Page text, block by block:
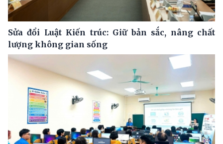
Sửa đổi Luật Kiến trúc: Giữ bản sắc, nâng chất
lượng không gian sống